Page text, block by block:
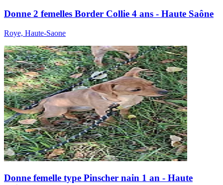
Donne 2 femelles Border Collie 4 ans - Haute Saône
Roye, Haute-Saone
Donne femelle type Pinscher nain 1 an - Haute